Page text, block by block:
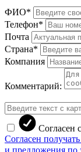
ФИО*
Телефон*
Почта
Страна*
Компания
Комментарий:
Согласен с
Согласен
и предложения по